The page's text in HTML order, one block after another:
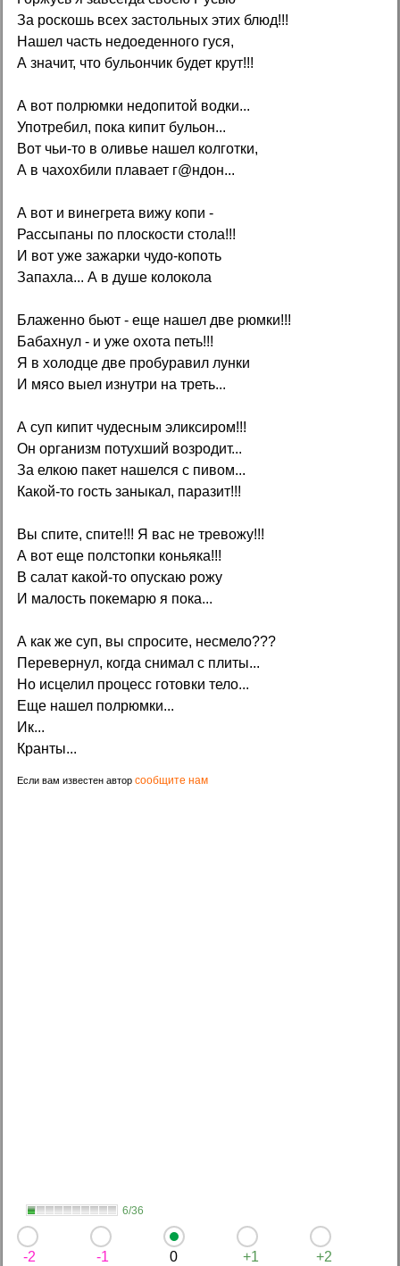
За роскошь всех застольных этих блюд!!!
Нашел часть недоеденного гуся,
А значит, что бульончик будет крут!!!
А вот полрюмки недопитой водки...
Употребил, пока кипит бульон...
Вот чьи-то в оливье нашел колготки,
А в чахохбили плавает г@ндон...
А вот и винегрета вижу копи -
Рассыпаны по плоскости стола!!!
И вот уже зажарки чудо-копоть
Запахла... А в душе колокола
Блаженно бьют - еще нашел две рюмки!!!
Бабахнул - и уже охота петь!!!
Я в холодце две пробуравил лунки
И мясо выел изнутри на треть...
А суп кипит чудесным эликсиром!!!
Он организм потухший возродит...
За елкою пакет нашелся с пивом...
Какой-то гость заныкал, паразит!!!
Вы спите, спите!!! Я вас не тревожу!!!
А вот еще полстопки коньяка!!!
В салат какой-то опускаю рожу
И малость покемарю я пока...
А как же суп, вы спросите, несмело???
Перевернул, когда снимал с плиты...
Но исцелил процесс готовки тело...
Еще нашел полрюмки...
Ик...
Кранты...
Если вам известен авторсообщите нам
6/36
-2 -1 0 +1 +2